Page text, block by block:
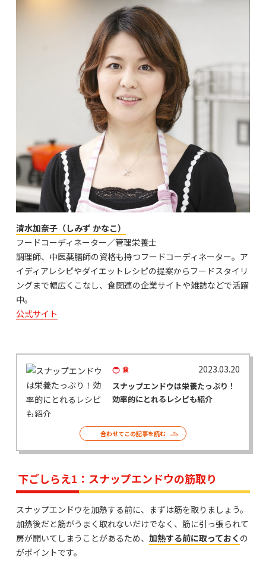
清水加奈子（しみず かなこ）
フードコーディネーター／管理栄養士
調理師、中医薬膳師の資格も持つフードコーディネーター。ア
イディアレシピやダイエットレシピの提案からフードスタイリ
ングまで幅広くこなし、食関連の企業サイトや雑誌などで活躍
中。
公式サイト
食 2023.03.20
スナップエンドウは栄養たっぷり！
効率的にとれるレシピも紹介
合わせてこの記事を読む
下ごしらえ1：スナップエンドウの筋取り
スナップエンドウを加熱する前に、まずは筋を取りましょう。
加熱後だと筋がうまく取れないだけでなく、筋に引っ張られて
房が開いてしまうことがあるため、 加熱する前に取っておく の
がポイントです。